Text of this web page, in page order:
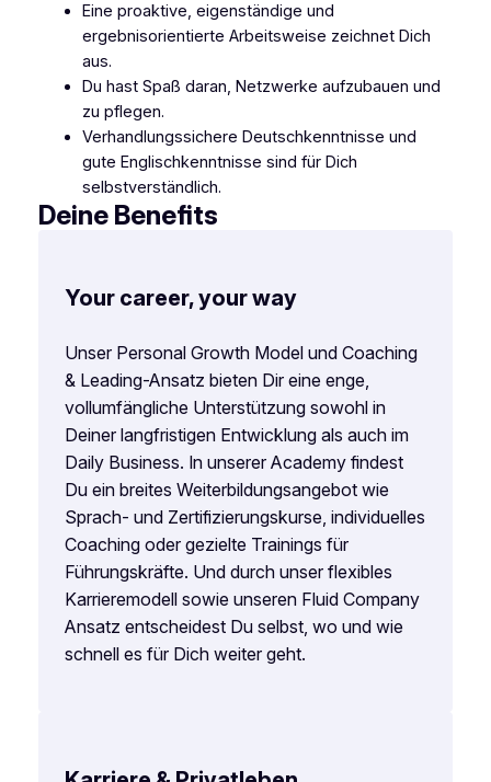
Eine proaktive, eigenständige und
ergebnisorientierte Arbeitsweise zeichnet Dich
aus.
Du hast Spaß daran, Netzwerke aufzubauen und
zu pflegen.
Verhandlungssichere Deutschkenntnisse und
gute Englischkenntnisse sind für Dich
selbstverständlich.
Deine Benefits
Your career, your way
Unser Personal Growth Model und Coaching
& Leading-Ansatz bieten Dir eine enge,
vollumfängliche Unterstützung sowohl in
Deiner langfristigen Entwicklung als auch im
Daily Business. In unserer Academy findest
Du ein breites Weiterbildungsangebot wie
Sprach- und Zertifizierungskurse, individuelles
Coaching oder gezielte Trainings für
Führungskräfte. Und durch unser flexibles
Karrieremodell sowie unseren Fluid Company
Ansatz entscheidest Du selbst, wo und wie
schnell es für Dich weiter geht.